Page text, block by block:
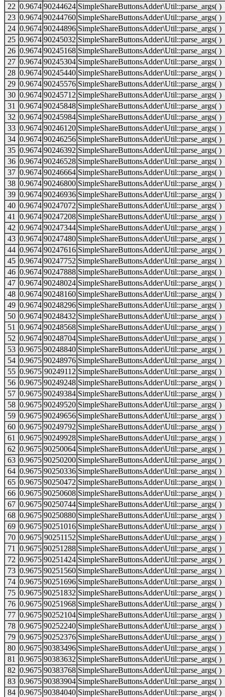
22 0.9674 90244624 SimpleShareButtonsAdder\Util::parse_args( )
23 0.9674 90244760 SimpleShareButtonsAdder\Util::parse_args( )
24 0.9674 90244896 SimpleShareButtonsAdder\Util::parse_args( )
25 0.9674 90245032 SimpleShareButtonsAdder\Util::parse_args( )
26 0.9674 90245168 SimpleShareButtonsAdder\Util::parse_args( )
27 0.9674 90245304 SimpleShareButtonsAdder\Util::parse_args( )
28 0.9674 90245440 SimpleShareButtonsAdder\Util::parse_args( )
29 0.9674 90245576 SimpleShareButtonsAdder\Util::parse_args( )
30 0.9674 90245712 SimpleShareButtonsAdder\Util::parse_args( )
31
0.9674 90245848 SimpleShareButtonsAdder\Util::parse_args( )
32 0.9674 90245984 SimpleShareButtonsAdder\Util::parse_args( )
33 0.9674 90246120 SimpleShareButtonsAdder\Util::parse_args( )
34 0.9674 90246256 SimpleShareButtonsAdder\Util::parse_args( )
35 0.9674 90246392 SimpleShareButtonsAdder\Util::parse_args( )
36 0.9674 90246528 SimpleShareButtonsAdder\Util::parse_args( )
37 0.9674 90246664 SimpleShareButtonsAdder\Util::parse_args( )
38 0.9674 90246800 SimpleShareButtonsAdder\Util::parse_args( )
39 0.9674 90246936 SimpleShareButtonsAdder\Util::parse_args( )
40 0.9674 90247072 SimpleShareButtonsAdder\Util::parse_args( )
41
0.9674 90247208 SimpleShareButtonsAdder\Util::parse_args( )
42 0.9674 90247344 SimpleShareButtonsAdder\Util::parse_args( )
43 0.9674 90247480 SimpleShareButtonsAdder\Util::parse_args( )
44 0.9674 90247616 SimpleShareButtonsAdder\Util::parse_args( )
45 0.9674 90247752 SimpleShareButtonsAdder\Util::parse_args( )
46 0.9674 90247888 SimpleShareButtonsAdder\Util::parse_args( )
47 0.9674 90248024 SimpleShareButtonsAdder\Util::parse_args( )
48 0.9674 90248160 SimpleShareButtonsAdder\Util::parse_args( )
49 0.9674 90248296 SimpleShareButtonsAdder\Util::parse_args( )
50 0.9674 90248432 SimpleShareButtonsAdder\Util::parse_args( )
51
0.9674 90248568 SimpleShareButtonsAdder\Util::parse_args( )
52 0.9674 90248704 SimpleShareButtonsAdder\Util::parse_args( )
53 0.9675 90248840 SimpleShareButtonsAdder\Util::parse_args( )
54 0.9675 90248976 SimpleShareButtonsAdder\Util::parse_args( )
55 0.9675 90249112 SimpleShareButtonsAdder\Util::parse_args( )
56 0.9675 90249248 SimpleShareButtonsAdder\Util::parse_args( )
57 0.9675 90249384 SimpleShareButtonsAdder\Util::parse_args( )
58 0.9675 90249520 SimpleShareButtonsAdder\Util::parse_args( )
59 0.9675 90249656 SimpleShareButtonsAdder\Util::parse_args( )
60 0.9675 90249792 SimpleShareButtonsAdder\Util::parse_args( )
61
0.9675 90249928 SimpleShareButtonsAdder\Util::parse_args( )
62 0.9675 90250064 SimpleShareButtonsAdder\Util::parse_args( )
63 0.9675 90250200 SimpleShareButtonsAdder\Util::parse_args( )
64 0.9675 90250336 SimpleShareButtonsAdder\Util::parse_args( )
65 0.9675 90250472 SimpleShareButtonsAdder\Util::parse_args( )
66 0.9675 90250608 SimpleShareButtonsAdder\Util::parse_args( )
67 0.9675 90250744 SimpleShareButtonsAdder\Util::parse_args( )
68 0.9675 90250880 SimpleShareButtonsAdder\Util::parse_args( )
69 0.9675 90251016 SimpleShareButtonsAdder\Util::parse_args( )
70 0.9675 90251152 SimpleShareButtonsAdder\Util::parse_args( )
71
0.9675 90251288 SimpleShareButtonsAdder\Util::parse_args( )
72 0.9675 90251424 SimpleShareButtonsAdder\Util::parse_args( )
73 0.9675 90251560 SimpleShareButtonsAdder\Util::parse_args( )
74 0.9675 90251696 SimpleShareButtonsAdder\Util::parse_args( )
75 0.9675 90251832 SimpleShareButtonsAdder\Util::parse_args( )
76 0.9675 90251968 SimpleShareButtonsAdder\Util::parse_args( )
77 0.9675 90252104 SimpleShareButtonsAdder\Util::parse_args( )
78 0.9675 90252240 SimpleShareButtonsAdder\Util::parse_args( )
79 0.9675 90252376 SimpleShareButtonsAdder\Util::parse_args( )
80 0.9675 90383496 SimpleShareButtonsAdder\Util::parse_args( )
81
0.9675 90383632 SimpleShareButtonsAdder\Util::parse_args( )
82 0.9675 90383768 SimpleShareButtonsAdder\Util::parse_args( )
83 0.9675 90383904 SimpleShareButtonsAdder\Util::parse_args( )
84 0.9675 90384040 SimpleShareButtonsAdder\Util::parse_args( )